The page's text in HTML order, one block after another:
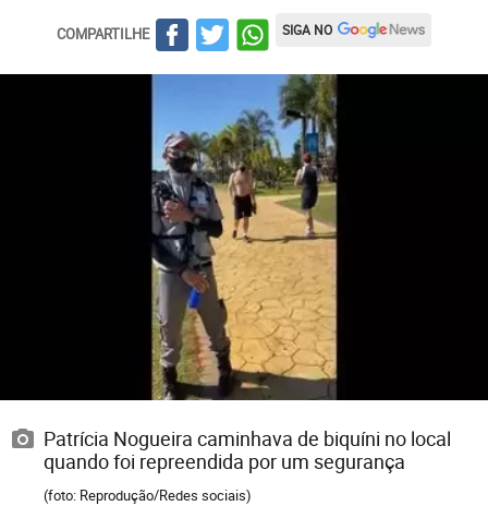
COMPARTILHE SIGA NO
Patrícia Nogueira caminhava de biquíni no local
quando foi repreendida por um segurança
(foto: Reprodução/Redes sociais)